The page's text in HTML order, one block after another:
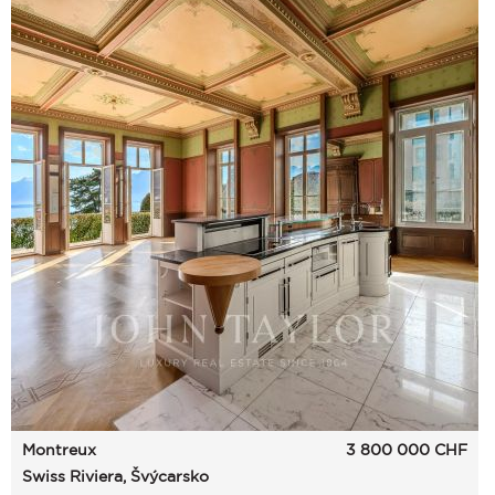
Montreux
Swiss Riviera, Švýcarsko
3 800 000 CHF